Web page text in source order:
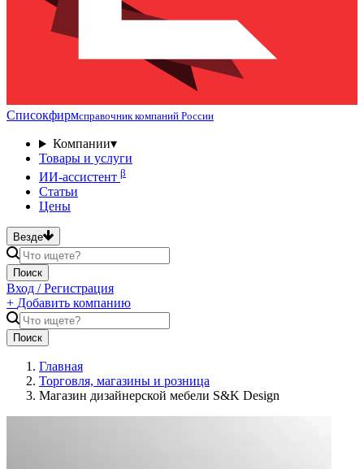
Списокфирмсправочник компаний России
Компании▾
Товары и услуги
ИИ-ассистент β
Статьи
Цены
Везде
Поиск
Вход / Регистрация
+ Добавить компанию
Поиск
Главная
Торговля, магазины и розница
Магазин дизайнерской мебели S&K Design